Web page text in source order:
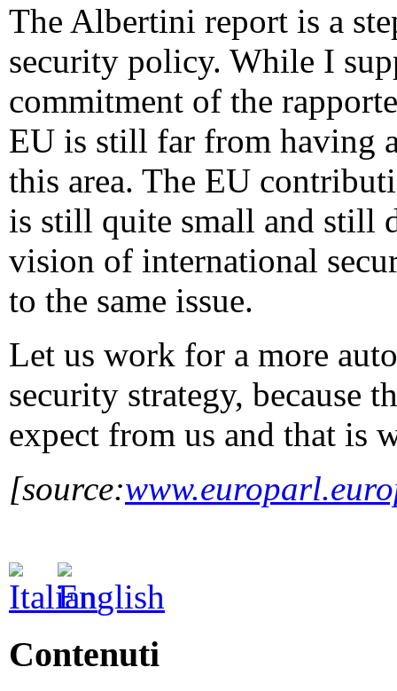
The Albertini report is a
security policy. While I
commitment of the
EU is still far from having
this area. The EU
is still quite small and still
vision of international
to the same issue.
Let us work for a more
security strategy, because
expect from us and that is
[source:
Contenuti